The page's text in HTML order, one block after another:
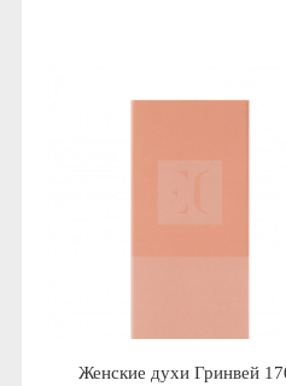
Женские духи Гринвей